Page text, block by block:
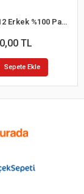
Namaldı 112 Erkek %100 Pamuk Atlet S 6'lı Paket
0,00 TL
Sepete Ekle